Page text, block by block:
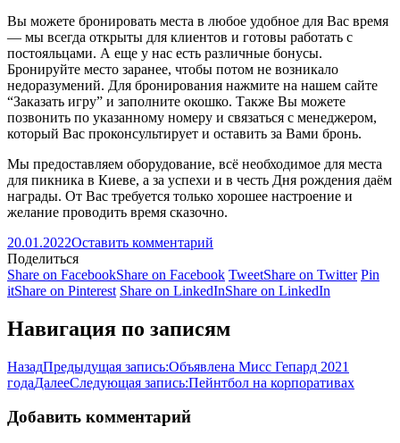
Вы можете бронировать места в любое удобное для Вас время
― мы всегда открыты для клиентов и готовы работать с
постояльцами. А еще у нас есть различные бонусы.
Бронируйте место заранее, чтобы потом не возникало
недоразумений. Для бронирования нажмите на нашем сайте
“Заказать игру” и заполните окошко. Также Вы можете
позвонить по указанному номеру и связаться с менеджером,
который Вас проконсультирует и оставить за Вами бронь.
Мы предоставляем оборудование, всё необходимое для места
для пикника в Киеве, а за успехи и в честь Дня рождения даём
награды. От Вас требуется только хорошее настроение и
желание проводить время сказочно.
20.01.2022Оставить комментарий
Поделиться
Share on FacebookShare on Facebook TweetShare on Twitter Pin
itShare on Pinterest Share on LinkedInShare on LinkedIn
Навигация по записям
НазадПредыдущая запись:Объявлена Мисс Гепард 2021
годаДалееСледующая запись:Пейнтбол на корпоративах
Добавить комментарий